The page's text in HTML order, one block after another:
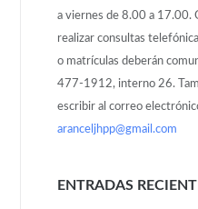
a viernes de 8.00 a 17.00.
realizar consultas
o matrículas deberán
477-1912, interno 26.
escribir al correo
aranceljhpp@gmail.com
ENTRADAS